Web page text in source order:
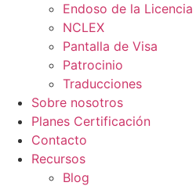
Endoso de la Licencia
NCLEX
Pantalla de Visa
Patrocinio
Traducciones
Sobre nosotros
Planes Certificación
Contacto
Recursos
Blog